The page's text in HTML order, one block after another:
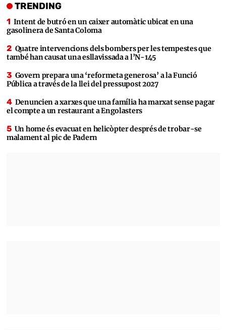
TRENDING
Intent de butró en un caixer automàtic ubicat en una
gasolinera de Santa Coloma
Quatre intervencions dels bombers per les tempestes que
també han causat una esllavissada a l’N-145
Govern prepara una ‘reformeta generosa’ a la Funció
Pública a través de la llei del pressupost 2027
Denuncien a xarxes que una família ha marxat sense pagar
el compte a un restaurant a Engolasters
Un home és evacuat en helicòpter després de trobar-se
malament al pic de Padern